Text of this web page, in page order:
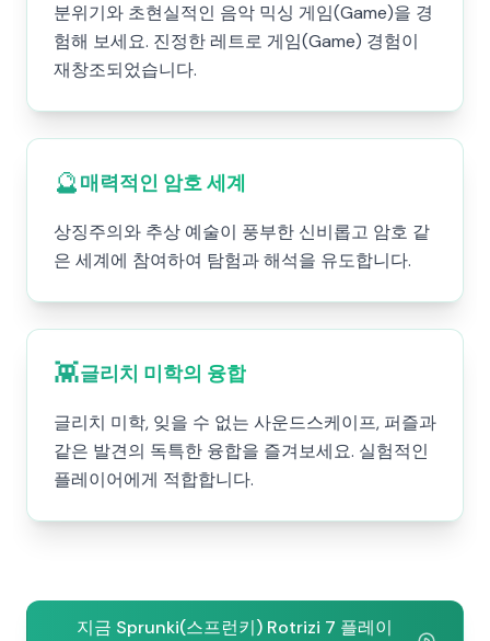
분위기와 초현실적인 음악 믹싱 게임(Game)을 경
험해 보세요. 진정한 레트로 게임(Game) 경험이
재창조되었습니다.
🔮매력적인 암호 세계
상징주의와 추상 예술이 풍부한 신비롭고 암호 같
은 세계에 참여하여 탐험과 해석을 유도합니다.
👾글리치 미학의 융합
글리치 미학, 잊을 수 없는 사운드스케이프, 퍼즐과
같은 발견의 독특한 융합을 즐겨보세요. 실험적인
플레이어에게 적합합니다.
지금 Sprunki(스프런키) Rotrizi 7 플레이